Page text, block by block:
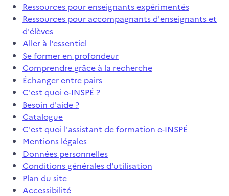
Ressources pour enseignants expérimentés
Ressources pour accompagnants d'enseignants et
d'élèves
Aller à l'essentiel
Se former en profondeur
Comprendre grâce à la recherche
Échanger entre pairs
C'est quoi e-INSPÉ ?
Besoin d'aide ?
Catalogue
C'est quoi l'assistant de formation e-INSPÉ
Mentions légales
Données personnelles
Conditions générales d'utilisation
Plan du site
Accessibilité